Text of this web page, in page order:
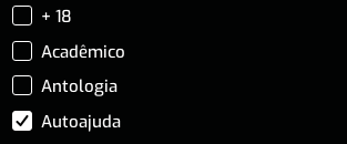
+ 18
Acadêmico
Antologia
Autoajuda